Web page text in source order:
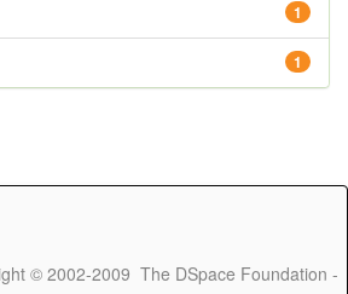
1
1
© 2002-2009 The DSpace Foundation -